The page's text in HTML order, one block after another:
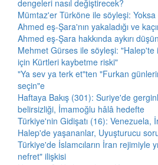
dengeleri nasıl değiştirecek?
Mümtaz'er Türköne ile söyleşi:
Ahmed eş-Şara'nın yakaladığı ve
Ahmed eş-Şara hakkında aykırı
Mehmet Gürses ile söyleşi:
için Kürtleri kaybetme riski"
"Ya sev ya terk et"ten "Furkan
seçin"e
Haftaya Bakış (301): Suriye'de
belirsizliği, İmamoğlu hâlâ hedefte
Türkiye'nin Gidişatı (16): Venezuela,
Halep'de yaşananlar, Uyuşturucu
Türkiye'de İslamcıların İran rejimiyle
nefret" ilişkisi